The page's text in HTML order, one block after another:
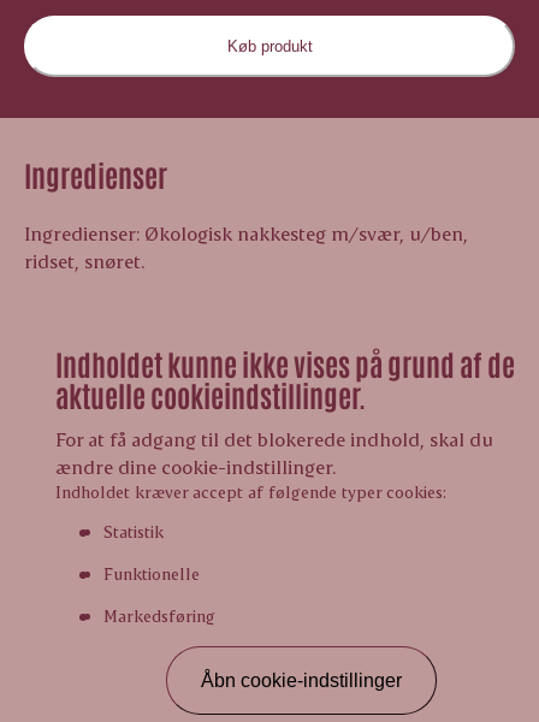
Køb produkt
Ingredienser
Ingredienser: Økologisk nakkesteg m/svær, u/ben,
ridset, snøret.
Indholdet kunne ikke vises på grund af de
aktuelle cookieindstillinger.
For at få adgang til det blokerede indhold, skal du
ændre dine cookie-indstillinger.
Indholdet kræver accept af følgende typer cookies:
Statistik
Funktionelle
Markedsføring
Åbn cookie-indstillinger